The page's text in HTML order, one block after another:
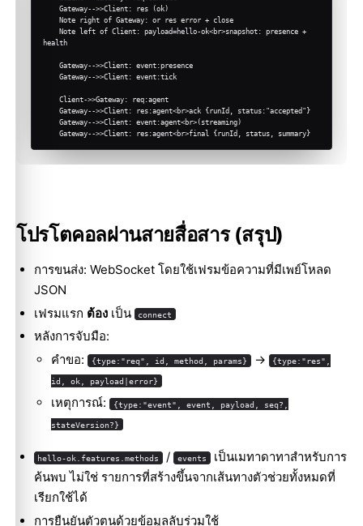
health
    Gateway-->>Client: res:agent<br>final {runId, status, summary}
โปรโตคอลผ่านสายสื่อสาร (สรุป)
การขนส่ง: WebSocket โดยใช้เฟรมข้อความที่มีเพย์โหลด
JSON
เฟรมแรก ต้องเป็น connect
หลังการจับมือ:
คำขอ: {type:"req", id, method, params} → {type:"res",
id, ok, payload|error}
เหตุการณ์: {type:"event", event, payload, seq?,
stateVersion?}
hello-ok.features.methods / events เป็นเมทาดาทาสำหรับการ
ค้นพบ ไม่ใช่ รายการที่สร้างขึ้นจากเส้นทางตัวช่วยทั้งหมดที่
เรียกใช้ได้
การยืนยันตัวตนด้วยข้อมูลลับร่วมใช้